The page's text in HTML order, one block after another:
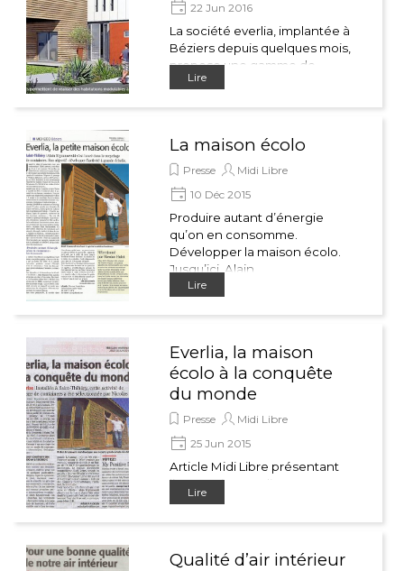
22 Jun 2016
La société everlia, implantée à
Béziers depuis quelques mois,
propose une gamme de
logements fabriqués à partir
Lire
La maison écolo
Presse
Midi Libre
10 Déc 2015
Produire autant d’énergie
qu’on en consomme.
Développer la maison écolo.
Jusqu’ici, Alain
KRZYZANOWSKI avait peu
Lire
Everlia, la maison
écolo à la conquête
du monde
Presse
Midi Libre
25 Jun 2015
Article Midi Libre présentant
l’entreprise Everlia, concept
écologique de recyclage de
Lire
Qualité d’air intérieur